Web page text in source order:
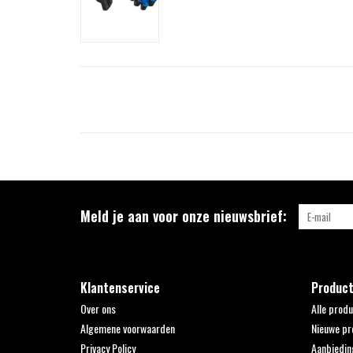
Meld je aan voor onze nieuwsbrief:
Klantenservice
Over ons
Algemene voorwaarden
Privacy Policy
Alle
Nieuwe